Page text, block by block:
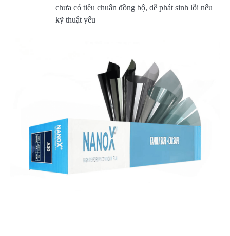
chưa có tiêu chuẩn đồng bộ, dễ phát sinh lỗi nếu
kỹ thuật yếu